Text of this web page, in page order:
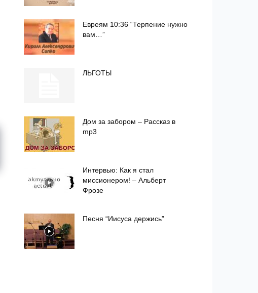
Евреям 10:36 “Терпение нужно
вам…”
ЛЬГОТЫ
Дом за забором – Рассказ в
mp3
Интервью: Как я стал
миссионером! – Альберт
Фрозе
Песня “Иисуса держись”